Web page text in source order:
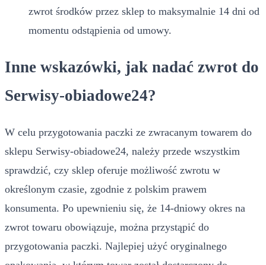
zwrot środków przez sklep to maksymalnie 14 dni od
momentu odstąpienia od umowy.
Inne wskazówki, jak nadać zwrot do
Serwisy-obiadowe24?
W celu przygotowania paczki ze zwracanym towarem do
sklepu Serwisy-obiadowe24, należy przede wszystkim
sprawdzić, czy sklep oferuje możliwość zwrotu w
określonym czasie, zgodnie z polskim prawem
konsumenta. Po upewnieniu się, że 14-dniowy okres na
zwrot towaru obowiązuje, można przystąpić do
przygotowania paczki. Najlepiej użyć oryginalnego